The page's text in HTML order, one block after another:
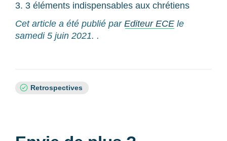
3. 3 éléments indispensables aux chrétiens
Cet article a été publié par Editeur ECE le
samedi 5 juin 2021. .
SujetsRetrospectives